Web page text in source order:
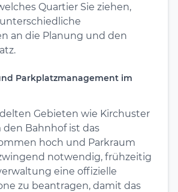
Quartier Sie ziehen,
an die Planung und den
Parkplatzmanagement im
Gebieten wie Kirchuster
Bahnhof ist das
hoch und Parkraum
notwendig, frühzeitig
eine offizielle
zu beantragen, damit das